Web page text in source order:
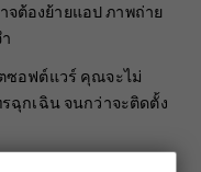
ต้องย้ายแอป ภาพถ่าย
ซอฟต์แวร์ คุณจะไม่
ฉุกเฉิน จนกว่าจะติดตั้ง